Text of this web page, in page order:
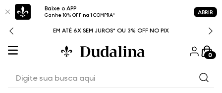
Baixe o APP
Ganhe 10% OFF na 1 COMPRA* ABRIR
EM ATÉ 6X SEM JUROS* OU 3% OFF NO PIX
0